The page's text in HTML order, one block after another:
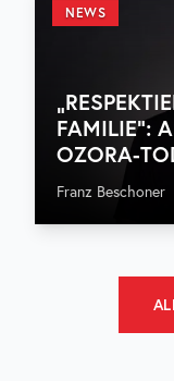
NEWS
FAMILIE“:
OZORA-
Franz Beschoner